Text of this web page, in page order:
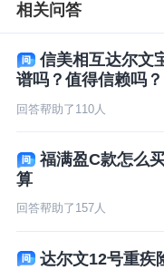
相关问答
信美相互达尔文
谱吗？值得信赖吗？
回答帮助了 110人
福满盈C款怎么
算
回答帮助了 157人
达尔文12号重疾